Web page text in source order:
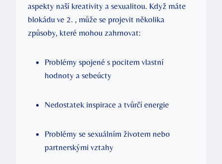
aspekty naší kreativity a ​sexualitou. Když máte
blokádu ve 2. , může se ⁤projevit⁣ několika
způsoby, které ​mohou zahrnovat:
Problémy spojené s pocitem vlastní
hodnoty​ a sebeúcty
Nedostatek inspirace a tvůrčí energie
Problémy se sexuálním životem nebo
partnerskými‌ vztahy